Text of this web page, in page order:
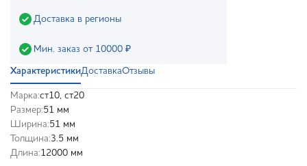
Доставка в регионы
Мин. заказ от 10000 ₽
ХарактеристикиДоставкаОтзывы
Марка:ст10, ст20
Размер:51 мм
Ширина:51 мм
Толщина:3.5 мм
Длина:12000 мм